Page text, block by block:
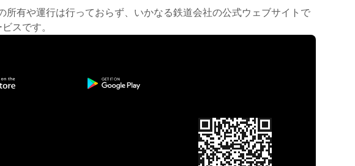
有や運行は行っておらず、いかなる鉄道会社の公式ウェブサイトで
スです。